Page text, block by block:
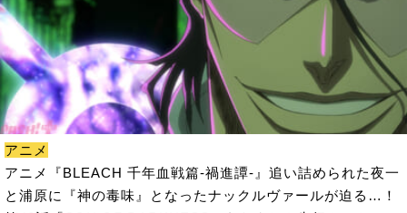
アニメ
アニメ『BLEACH 千年血戦篇-禍進譚-』追い詰められた夜一
と浦原に『神の毒味』となったナックルヴァールが迫る…！